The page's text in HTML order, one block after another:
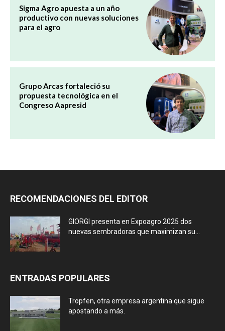
Sigma Agro apuesta a un año
productivo con nuevas soluciones
para el agro
Grupo Arcas fortaleció su
propuesta tecnológica en el
Congreso Aapresid
RECOMENDACIONES DEL EDITOR
GIORGI presenta en Expoagro 2025 dos
nuevas sembradoras que maximizan su...
ENTRADAS POPULARES
Tropfen, otra empresa argentina que sigue
apostando a más.